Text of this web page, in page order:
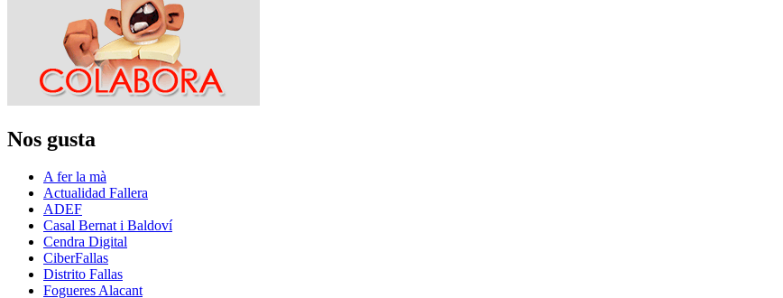
Nos gusta
A fer la mà
Actualidad Fallera
ADEF
Casal Bernat i Baldoví
Cendra Digital
CiberFallas
Distrito Fallas
Fogueres Alacant